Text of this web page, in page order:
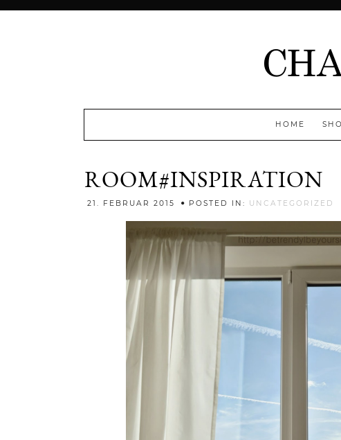
HOME
ROOM#INSPIRATION
21. FEBRUAR 2015 POSTED IN: UNCATEGORIZED